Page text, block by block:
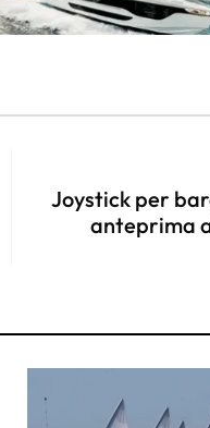
Joystick per
anteprima